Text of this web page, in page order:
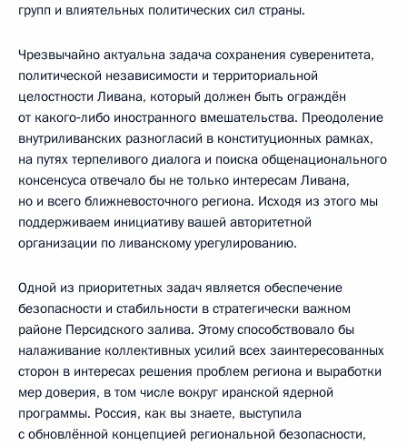
групп и влиятельных политических сил страны.
Чрезвычайно актуальна задача сохранения суверенитета,
политической независимости и территориальной
целостности Ливана, который должен быть ограждён
от какого‑либо иностранного вмешательства. Преодоление
внутриливанских разногласий в конституционных рамках,
на путях терпеливого диалога и поиска общенационального
консенсуса отвечало бы не только интересам Ливана,
но и всего ближневосточного региона. Исходя из этого мы
поддерживаем инициативу вашей авторитетной
организации по ливанскому урегулированию.
Одной из приоритетных задач является обеспечение
безопасности и стабильности в стратегически важном
районе Персидского залива. Этому способствовало бы
налаживание коллективных усилий всех заинтересованных
сторон в интересах решения проблем региона и выработки
мер доверия, в том числе вокруг иранской ядерной
программы. Россия, как вы знаете, выступила
с обновлённой концепцией региональной безопасности,